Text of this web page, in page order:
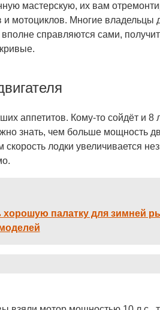
мастерскую, их вам
мотоциклов. Многие владельцы
справляются сами,
аппетитов. Кому-то сойдёт и
знать, чем больше мощность
скорость лодки увеличивается
хорошую палатку для зимней